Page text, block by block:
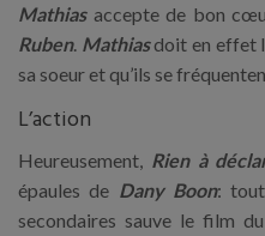
Mathiasaccepte de bon
Ruben. Mathiasdoit en effet
sa soeur et qu’ils se
L’action
Heureusement, Rien à
épaules de Dany Boon:
secondaires sauve le film